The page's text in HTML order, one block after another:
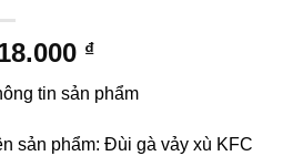
₫
tin sản phẩm
sản phẩm: Đùi gà vảy xù KFC